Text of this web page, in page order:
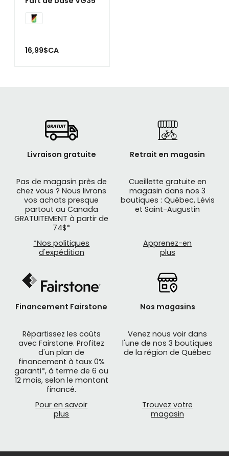
16,99$CA
Livraison gratuite
Pas de magasin près de
chez vous ? Nous livrons
vos achats presque
partout au Canada
GRATUITEMENT à partir de
74$*
*Nos politiques
d'expédition
Retrait en magasin
Cueillette gratuite en
magasin dans nos 3
boutiques : Québec, Lévis
et Saint-Augustin
Apprenez-en
plus
Financement Fairstone
Répartissez les coûts
avec Fairstone. Profitez
d'un plan de
financement à taux 0%
garanti*, à terme de 6 ou
12 mois, selon le montant
financé.
Pour en savoir
plus
Nos magasins
Venez nous voir dans
l'une de nos 3 boutiques
de la région de Québec
Trouvez votre
magasin